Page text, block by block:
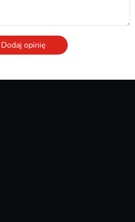
Dodaj opinię